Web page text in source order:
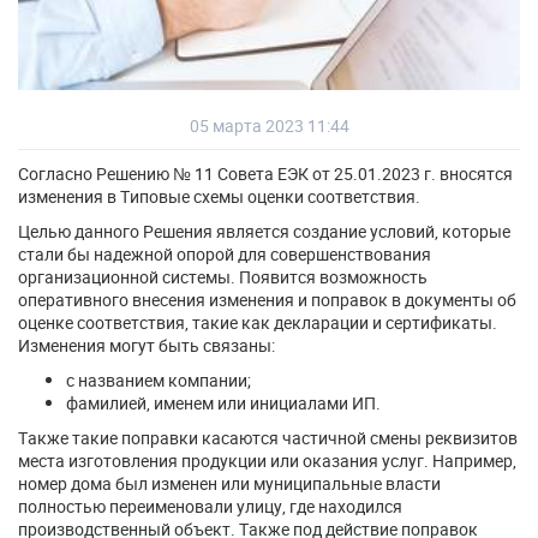
05 марта 2023 11:44
Согласно Решению № 11 Совета ЕЭК от 25.01.2023 г. вносятся
изменения в Типовые схемы оценки соответствия.
Целью данного Решения является создание условий, которые
стали бы надежной опорой для совершенствования
организационной системы. Появится возможность
оперативного внесения изменения и поправок в документы об
оценке соответствия, такие как декларации и сертификаты.
Изменения могут быть связаны:
с названием компании;
фамилией, именем или инициалами ИП.
Также такие поправки касаются частичной смены реквизитов
места изготовления продукции или оказания услуг. Например,
номер дома был изменен или муниципальные власти
полностью переименовали улицу, где находился
производственный объект. Также под действие поправок